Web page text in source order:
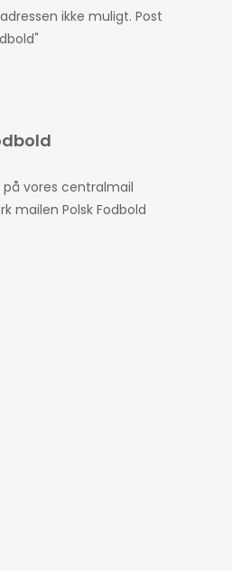
ikke muligt. Post
på vores centralmail
mailen Polsk Fodbold